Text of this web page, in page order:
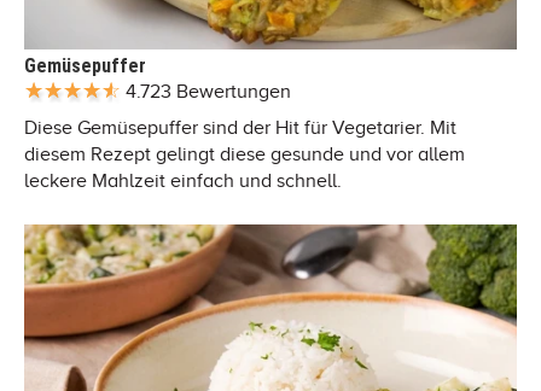
Gemüsepuffer
4.723 Bewertungen
Diese Gemüsepuffer sind der Hit für Vegetarier. Mit
diesem Rezept gelingt diese gesunde und vor allem
leckere Mahlzeit einfach und schnell.